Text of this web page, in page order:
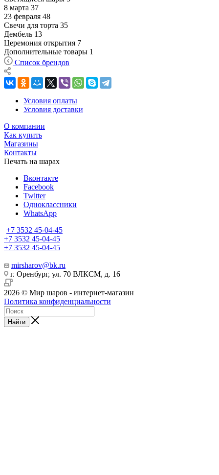
8 марта 37
23 февраля 48
Свечи для торта 35
Дембель 13
Церемония открытия 7
Дополнительные товары 1
Список брендов
Условия оплаты
Условия доставки
О компании
Как купить
Магазины
Контакты
Печать на шарах
Вконтакте
Facebook
Twitter
Одноклассники
WhatsApp
+7 3532 45-04-45
+7 3532 45-04-45
+7 3532 45-04-45
mirsharov@bk.ru
г. Оренбург, ул. 70 ВЛКСМ, д. 16
2026 © Мир шаров - интернет-магазин
Политика конфиденциальности
Найти